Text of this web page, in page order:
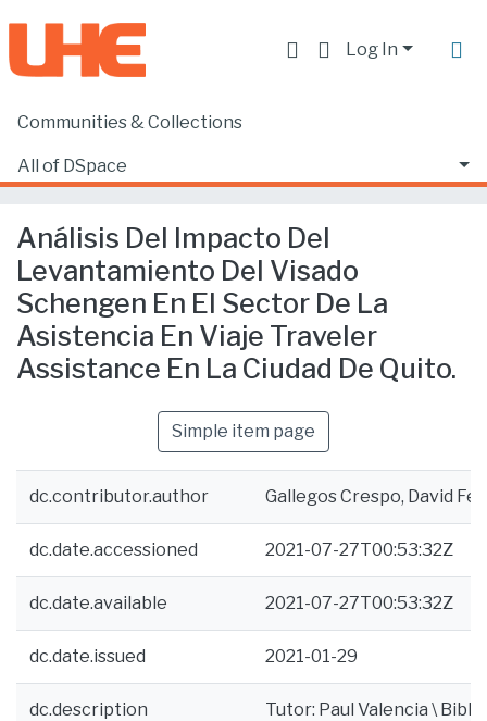
Log In
Communities & Collections
All of DSpace
Home
Análisis Del Impacto Del Levantamiento Del Visado Schengen En El Sector De La Asistencia En Viaje Traveler Assistance En La Ciudad De Quito.
Análisis Del Impacto Del
Levantamiento Del Visado
Schengen En El Sector De La
Asistencia En Viaje Traveler
Assistance En La Ciudad De Quito.
Simple item page
dc.contributor.author Gallegos Crespo, David
dc.date.accessioned 2021-07-27T00:53:32Z
dc.date.available 2021-07-27T00:53:32Z
dc.date.issued 2021-01-29
dc.description Tutor: Paul Valencia \